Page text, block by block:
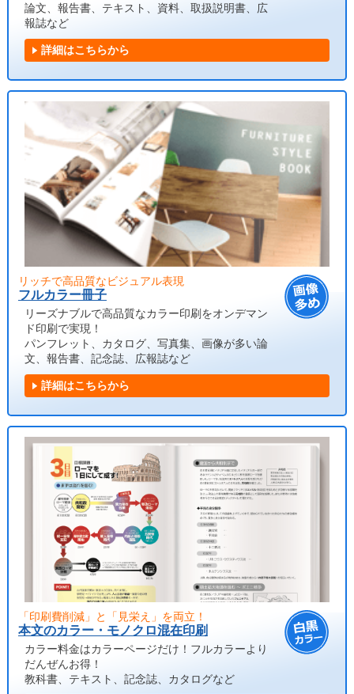
論文、報告書、テキスト、資料、取扱説明書、広
報誌など
詳細はこちらから
リッチで高品質なビジュアル表現
フルカラー冊子
リーズナブルで高品質なカラー印刷をオンデマン
ド印刷で実現！
パンフレット、カタログ、写真集、画像が多い論
文、報告書、記念誌、広報誌など
詳細はこちらから
「印刷費削減」と「見栄え」を両立！
本文のカラー・モノクロ混在印刷
カラー料金はカラーページだけ！フルカラーより
だんぜんお得！
教科書、テキスト、記念誌、カタログなど